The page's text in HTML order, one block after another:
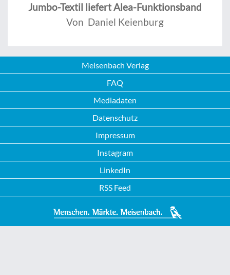
Jumbo-Textil liefert Alea-Funktionsband
Von Daniel Keienburg
Meisenbach Verlag
FAQ
Mediadaten
Datenschutz
Impressum
Instagram
LinkedIn
RSS Feed